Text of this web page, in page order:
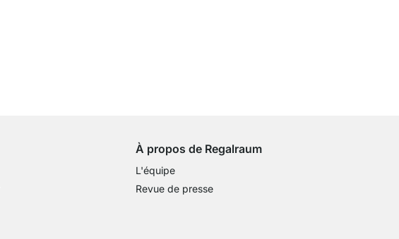
À propos de Regalraum
L'équipe
Revue de presse